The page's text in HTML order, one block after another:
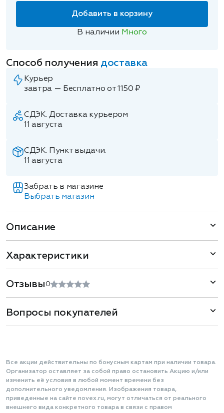
Добавить в корзину
В наличии Много
Способ получения доставка
Курьер
завтра — Бесплатно от 1150 ₽
СДЭК. Доставка курьером
11 августа
СДЭК. Пункт выдачи.
11 августа
Забрать в магазине
Выбрать магазин
Описание
Характеристики
Отзывы 0
Вопросы покупателей
Все акции действительны по бонусным картам при наличии товара.
Организатор оставляет за собой право остановить Акцию и/или
изменить её условия в любой момент времени без
дополнительного уведомления. Изображения товара,
приведенные на сайте novex.ru, могут отличаться от реального
внешнего вида конкретного товара в связи с правом